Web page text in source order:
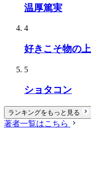
温厚篤実
4
好きこそ物の
5
ショタコン
ランキングをもっと見る
著者一覧はこちら